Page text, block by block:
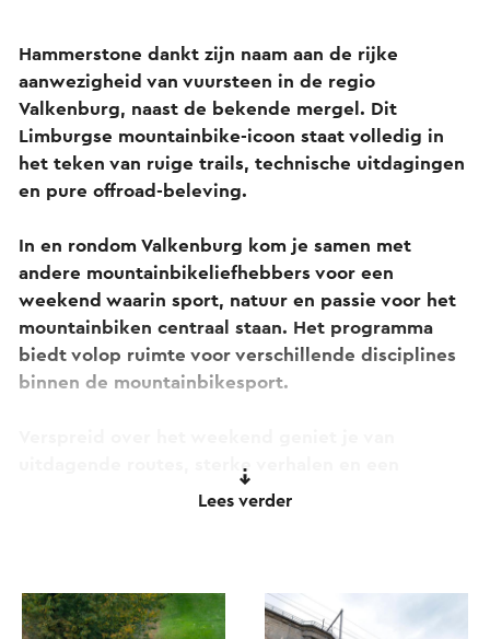
Hammerstone dankt zijn naam aan de rijke
aanwezigheid van vuursteen in de regio
Valkenburg, naast de bekende mergel. Dit
Limburgse mountainbike-icoon staat volledig in
het teken van ruige trails, technische uitdagingen
en pure offroad-beleving.
In en rondom Valkenburg kom je samen met
andere mountainbikeliefhebbers voor een
weekend waarin sport, natuur en passie voor het
mountainbiken centraal staan. Het programma
biedt volop ruimte voor verschillende disciplines
binnen de mountainbikesport.
uitdagende routes, sterke verhalen en een
ontspannen maar sportieve sfeer. Juist die
Wat Hammerstone echt bijzonder maakt, zijn de
Lees verder